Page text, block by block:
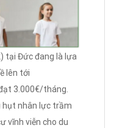
tại Đức đang là lựa
lên tới
3.000€/tháng.
hụt nhân lực trầm
vĩnh viễn cho du